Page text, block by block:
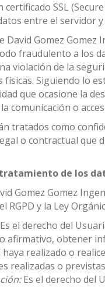
certificado SSL
entre el servidor
David Gomez
fraudulento a los
violación de la
Siguiendo lo
que ocasione la
comunicación o
tratados como
o contractual que
de los
Gomez Gomez
RGPD y la Ley
el derecho del
afirmativo, obtener
realizado o
realizadas o
Es el derecho del